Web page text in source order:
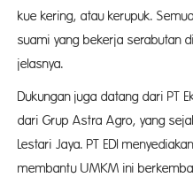
kue kering, atau kerupuk.
suami yang bekerja serabutan
jelasnya.
Dukungan juga datang dari PT
dari Grup Astra Agro, yang
Lestari Jaya. PT EDI
membantu UMKM ini